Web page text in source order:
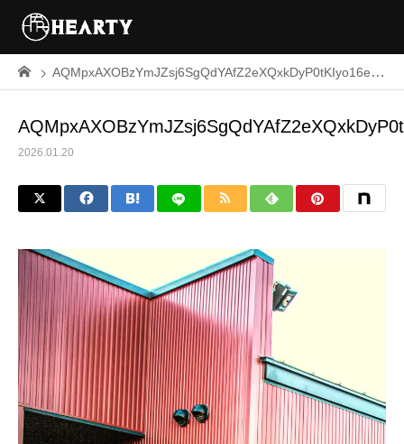
AQMpxAXOBzYmJZsj6SgQdYAfZ2eXQxkDyP0tKIyo16eXl1cVKxgHV3BFAvubCLKG8kDzFH_Ic8ih5ZXwyeUOujKR
2026.01.20
動
画
プ
レ
ー
ヤ
ー